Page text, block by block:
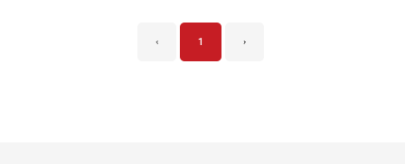
‹ 1 ›